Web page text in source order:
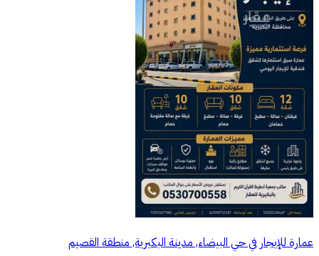
عمارة للإيجار في حي البيضاء, مدينة البكيرية, منطقة القصيم